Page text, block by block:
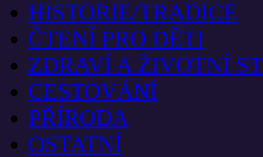
HISTORIE/TRADICE
ČTENÍ PRO DĚTI
ZDRAVÍ A ŽIVOTNÍ
CESTOVÁNÍ
PŘÍRODA
OSTATNÍ